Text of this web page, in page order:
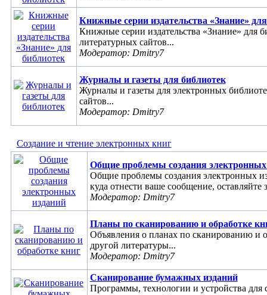
Книжные серии издательства «Знание»
Книжные серии издательства «Знание» для
литературных сайтов...
Модератор: Dmitry7
Журналы и газеты для библиотек
Журналы и газеты для электронных
сайтов...
Модератор: Dmitry7
Создание и чтение электронных книг
Общие проблемы создания электронных
Общие проблемы создания электронных
куда отнести ваше сообщение, оставляйте
Модератор: Dmitry7
Планы по сканированию и обработке
Объявления о планах по сканированию и
другой литературы...
Модератор: Dmitry7
Сканирование бумажных изданий
Программы, технологии и устройства для